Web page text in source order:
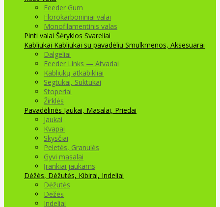
Feeder Gum
Florokarboniniai valai
Monofilamentinis valas
Pinti valai Šėryklos Svareliai
Kabliukai Kabliukai su pavadėliu Smulkmenos, Aksesuarai
Dalgeliai
Feeder Links — Atvadai
Kabliukų atkabikliai
Segtukai, Suktukai
Stoperiai
Žirklės
Pavadėlinės Jaukai, Masalai, Priedai
Jaukai
Kvapai
Skysčiai
Peletės, Granulės
Gyvi masalai
Įrankiai jaukams
Dėžės, Dėžutės, Kibirai, Indeliai
Dėžutės
Dėžės
Indeliai